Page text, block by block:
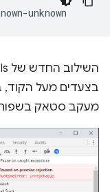
בצעדים מעל הקוד,
מעקב סטאק